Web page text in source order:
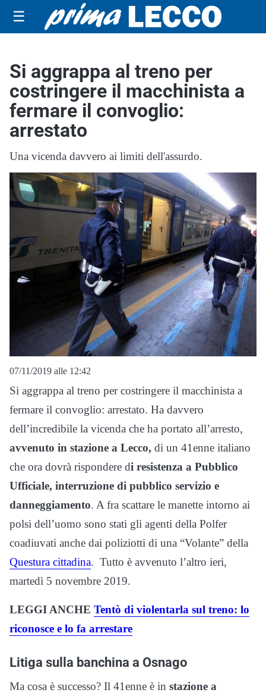
☰
Si aggrappa al treno per
costringere il macchinista a
fermare il convoglio:
arrestato
Una vicenda davvero ai limiti dell'assurdo.
07/11/2019 alle 12:42
Si aggrappa al treno per costringere il macchinista a
fermare il convoglio: arrestato. Ha davvero
dell’incredibile la vicenda che ha portato all’arresto,
avvenuto in stazione a Lecco, di un 41enne italiano
che ora dovrà rispondere di resistenza a Pubblico
Ufficiale, interruzione di pubblico servizio e
danneggiamento. A fra scattare le manette intorno ai
polsi dell’uomo sono stati gli agenti della Polfer
coadiuvati anche dai poliziotti di una “Volante” della
Questura cittadina. Tutto è avvenuto l’altro ieri,
martedì 5 novembre 2019.
LEGGI ANCHE Tentò di violentarla sul treno: lo
riconosce e lo fa arrestare
Litiga sulla banchina a Osnago
Ma cosa è successo? Il 41enne è in stazione a